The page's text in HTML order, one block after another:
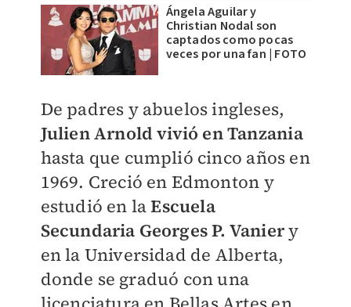
Ángela Aguilar y
Christian Nodal son
captados como pocas
veces por una fan | FOTO
De padres y abuelos ingleses,
Julien Arnold vivió en Tanzania
hasta que cumplió cinco años en
1969. Creció en Edmonton y
estudió en laEscuela
Secundaria Georges P. Vaniery
en la Universidad de Alberta,
donde se graduó con una